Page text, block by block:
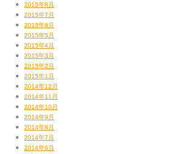
2015年8月
2015年7月
2015年6月
2015年5月
2015年4月
2015年3月
2015年2月
2015年1月
2014年12月
2014年11月
2014年10月
2014年9月
2014年8月
2014年7月
2014年6月